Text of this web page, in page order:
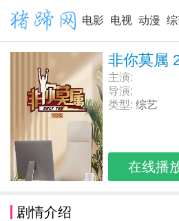
电影 电视 动漫
非你莫属
主演:
导演:
类型: 综艺
在线播
剧情介绍